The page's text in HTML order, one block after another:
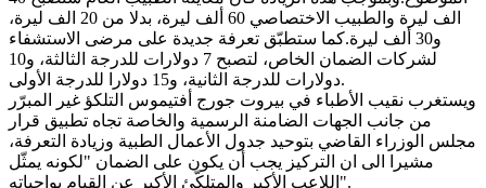
الف ليرة والطبيب الاختصاصي 60 ألف ليرة، بدلا من 20 الف ليرة،
و30 ألف ليرة.كما ستطبّق تعرفة جديدة على مرضى الاستشفاء
لشركات الضمان الخاص، لتصبح 7 دولارات للدرجة الثالثة، و10
دولارات للدرجة الثانية، و15 دولارا للدرجة الأولى.
ويستغرب نقيب الأطباء في بيروت جورج أفتيموس التلكؤ غير المبرّر
من جانب الجهات الضامنة الرسمية والخاصة تجاه تطبيق قرار
مجلس الوزراء القاضي بتوحيد جدول الأعمال الطبية وزيادة التعرفة،
مشيرا الى ان التركيز يجب أن يكون على الضمان "لكونه يمثّل
اللاعب الأكبر والمتلكّئ الأكبر عن القيام بواجباته".